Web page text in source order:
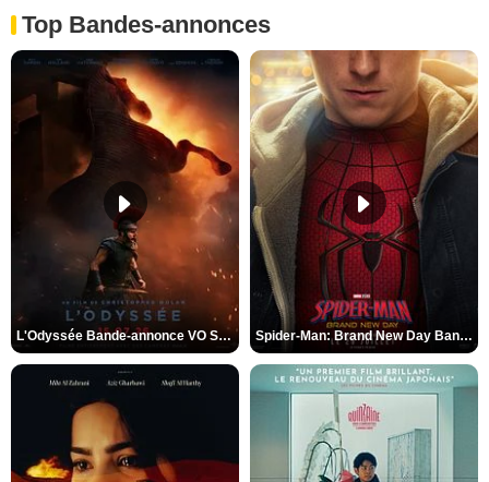
Top Bandes-annonces
L'Odyssée Bande-annonce VO STFR Spider-Man: Brand New Day Bande-annonce VO STFR